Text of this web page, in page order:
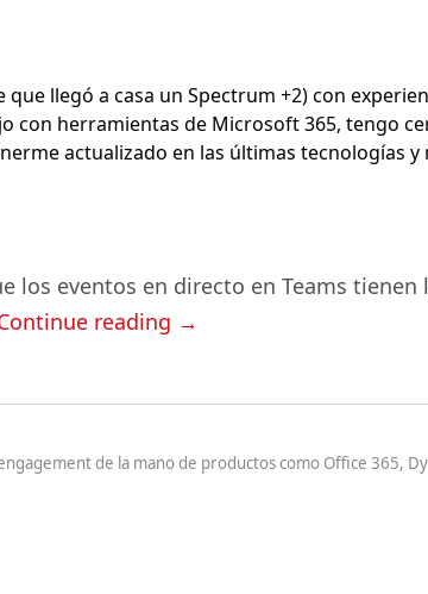
llegó a casa un Spectrum +2) con
con herramientas de Microsoft 365, tengo
actualizado en las últimas tecnologías y
eventos en directo en Teams
reading →
de la mano de productos como Office 365,